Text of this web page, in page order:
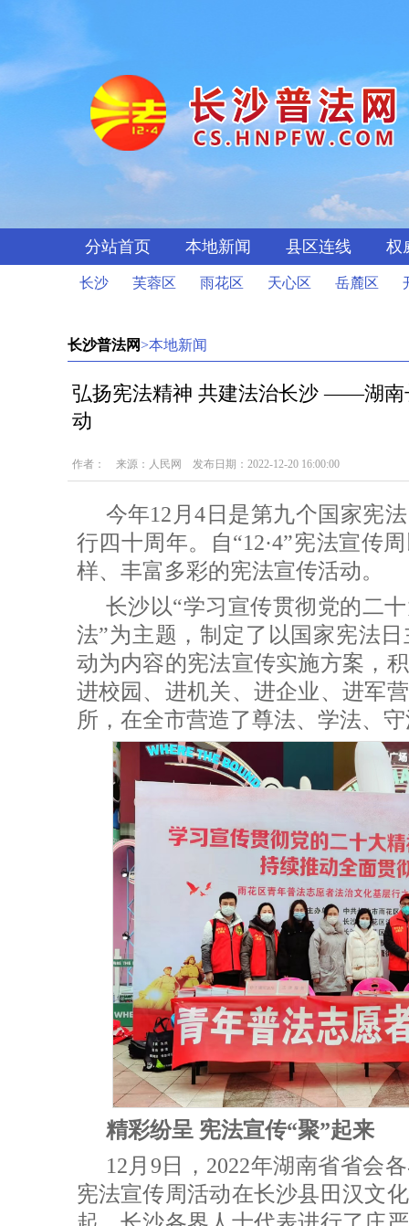
分站首页 本地新闻 县区连线 权
长沙 芙蓉区 雨花区 天心区 岳麓区
长沙普法网>本地新闻
弘扬宪法精神 共建法治长沙 ——湖南
动
作者： 来源：人民网 发布日期：2022-12-20 16:00:00
今年12月4日是第九个国家宪
行四十周年。自“12·4”宪法宣传
样、丰富多彩的宪法宣传活动。
长沙以“学习宣传贯彻党的二
法”为主题，制定了以国家宪法
动为内容的宪法宣传实施方案，
进校园、进机关、进企业、进军
所，在全市营造了尊法、学法、
精彩纷呈 宪法宣传“聚”起来
12月9日，2022年湖南省省会
宪法宣传周活动在长沙县田汉文